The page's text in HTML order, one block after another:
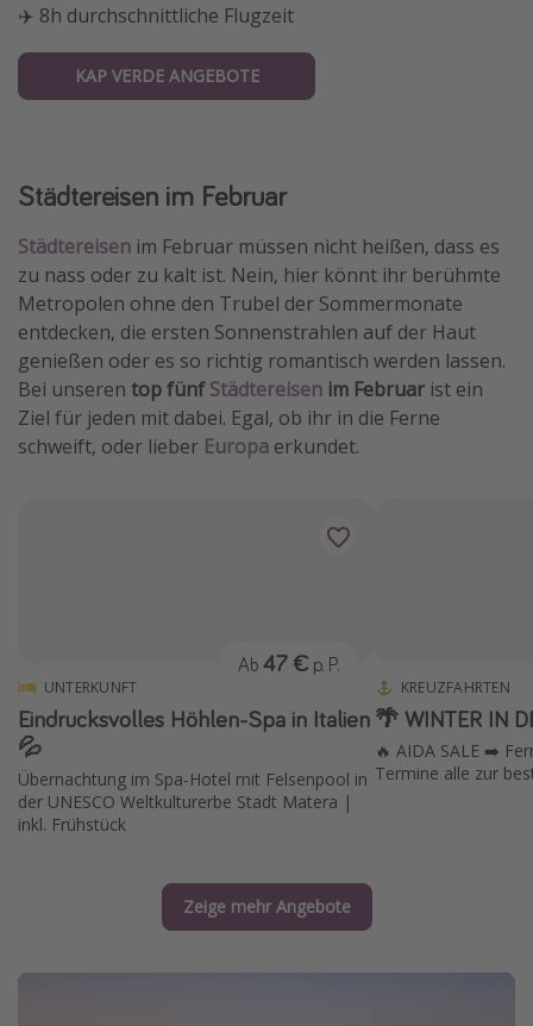
✈️ 8h durchschnittliche Flugzeit
KAP VERDE ANGEBOTE
Städtereisen im Februar
Städtereisen im Februar müssen nicht heißen, dass es
zu nass oder zu kalt ist. Nein, hier könnt ihr berühmte
Metropolen ohne den Trubel der Sommermonate
entdecken, die ersten Sonnenstrahlen auf der Haut
genießen oder es so richtig romantisch werden lassen.
Bei unseren top fünfStädtereisen im Februar ist ein
Ziel für jeden mit dabei. Egal, ob ihr in die Ferne
schweift, oder lieber Europa erkundet.
UNTERKUNFT
Eindrucksvolles Höhlen-Spa in Italien
💦
Übernachtung im Spa-Hotel mit Felsenpool in
der UNESCO Weltkulturerbe Stadt Matera |
inkl. Frühstück
Ab 47 € p. P.
KREUZFAHRTEN
🌴 WINTER IN
🔥 AIDA SALE ➡️
Termine alle zur
Zeige mehr Angebote